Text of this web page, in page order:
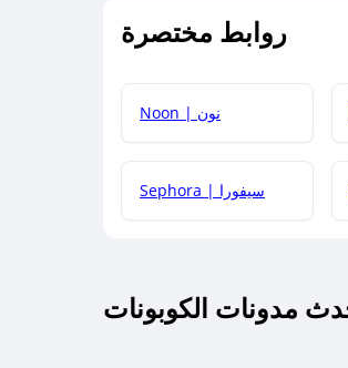
روابط مختصرة
Noon | نون
Sephora | سيفورا
مدونات الكوبونات